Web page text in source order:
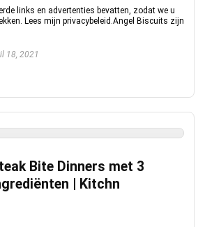
links en advertenties bevatten, zodat we u
Lees mijn privacybeleid.Angel Biscuits zijn
18, 2021
Bite Dinners met 3
| Kitchn